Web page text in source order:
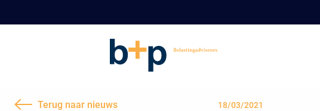
Terug naar nieuws 18/03/2021